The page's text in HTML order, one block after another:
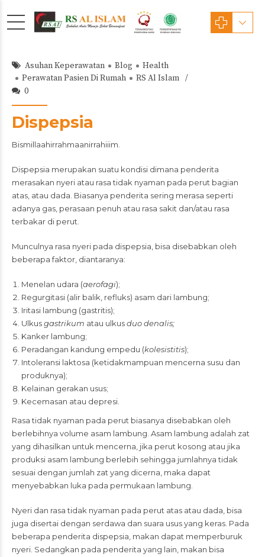
Asuhan Keperawatan Blog
Health
Perawatan Pasien Di Rumah
RS Al Islam
0
Dispepsia
Bismillaahirrahmaanirrahiiim.
Dispepsia merupakan suatu kondisi dimana penderita
merasakan nyeri atau rasa tidak nyaman pada perut bagian
atas, atau dada. Biasanya penderita sering merasa seperti
adanya gas, perasaan penuh atau rasa sakit dan/atau rasa
terbakar di perut.
Munculnya rasa nyeri pada dispepsia, bisa disebabkan oleh
beberapa faktor, diantaranya:
Menelan udara (aerofagi);
Regurgitasi (alir balik, refluks) asam dari lambung;
Iritasi lambung (gastritis);
Ulkusgastrikum atau ulkusduo denalis;
Kanker lambung;
Peradangan kandung empedu (kolesistitis);
Intoleransi laktosa (ketidakmampuan mencerna susu dan
produknya);
Kelainan gerakan usus;
Kecemasan atau depresi.
Rasa tidak nyaman pada perut biasanya disebabkan oleh
berlebihnya volume asam lambung. Asam lambung adalah zat
yang dihasilkan untuk mencerna, jika perut kosong atau jika
produksi asam lambung berlebih sehingga jumlahnya tidak
sesuai dengan jumlah zat yang dicerna, maka dapat
menyebabkan luka pada permukaan lambung.
Nyeri dan rasa tidak nyaman pada perut atas atau dada, bisa
juga disertai dengan serdawa dan suara usus yang keras. Pada
beberapa penderita dispepsia, makan dapat memperburuk
nyeri. Sedangkan pada penderita yang lain, makan bisa